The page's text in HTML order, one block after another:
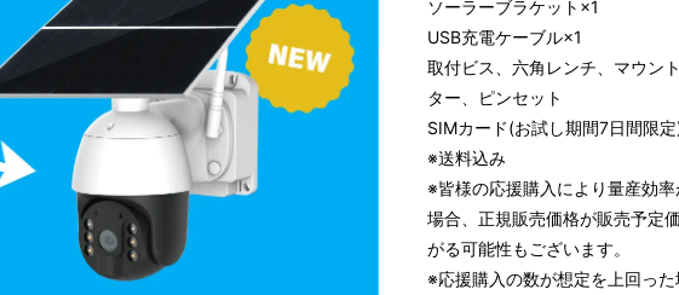
ソーラーブラケット×1
USB充電ケーブル×1
取付ビス、六角レンチ、マウン
ター、ピンセット
SIMカード(お試し期間7日間限定
※送料込み
※皆様の応援購入により量産効
場合、正規販売価格が販売予定
がる可能性もございます。
※応援購入の数が想定を上回っ